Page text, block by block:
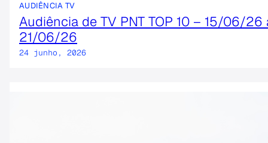
AUDIÊNCIA TV
Audiência de TV PNT TOP 10 – 15/06/26
21/06/26
24 junho, 2026